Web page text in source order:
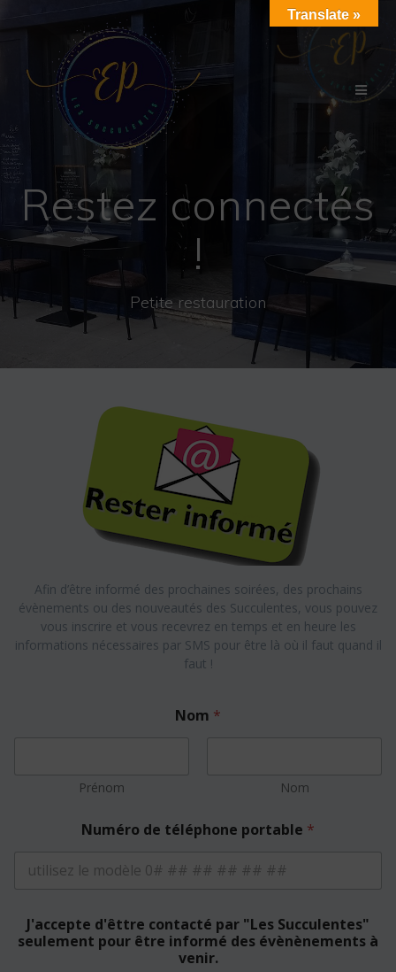
Restez connectés
!
Petite restauration
Afin d’être informé des prochaines soirées, des prochains
évènements ou des nouveautés des Succulentes, vous pouvez
vous inscrire et vous recevrez en temps et en heure les
informations nécessaires par SMS pour être là où il faut quand il
faut !
o
t
a
t
Nom *
Prénom Nom
Numéro de téléphone portable *
J'accepte d'êttre contacté par "Les Succulentes"
seulement pour être informé des évènènements à
venir.
Translate »